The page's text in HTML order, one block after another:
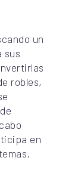
un
sus
robles,
en